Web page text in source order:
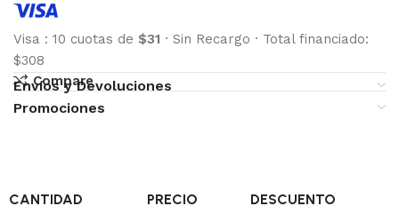
Visa : 10 cuotas de $31 · Sin Recargo · Total financiado:
$308
Compare
Envíos y Devoluciones
Promociones
CANTIDAD PRECIO DESCUENTO